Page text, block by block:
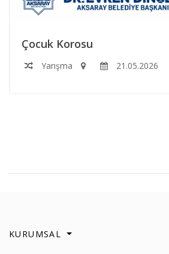
Çocuk Korosu
Yarışma 21.05.2026
KURUMSAL